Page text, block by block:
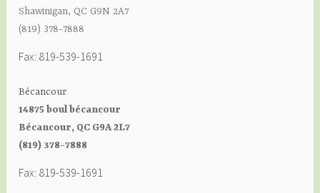
Shawinigan, QC G9N 2A7
(819) 378-7888
Fax: 819-539-1691
Bécancour
14875 boul bécancour
Bécancour, QC G9A 2L7
(819) 378-7888
Fax: 819-539-1691